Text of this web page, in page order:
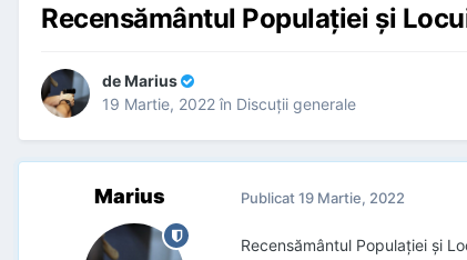
Recensământul Populaţiei şi
deMarius
19 Martie, 2022în Discuţii generale
Marius Publicat19 Martie, 2022
Recensământul Populației și